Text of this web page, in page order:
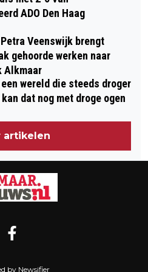
IN
ZIEN
ADO Den Haag
Veenswijk brengt
gehoorde werken naar
Alkmaar
een wereld die steeds droger
dat nog met droge ogen
artikelen
by Newsifier